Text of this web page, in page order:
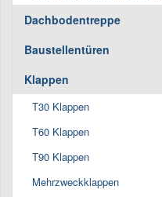
Dachbodentreppe
Baustellentüren
Klappen
T30 Klappen
T60 Klappen
T90 Klappen
Mehrzweckklappen